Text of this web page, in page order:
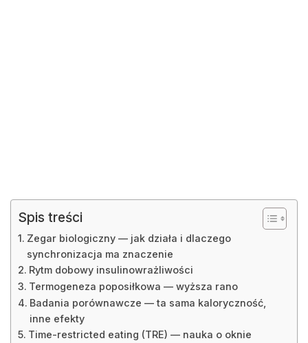
Spis treści
Zegar biologiczny — jak działa i dlaczego
synchronizacja ma znaczenie
Rytm dobowy insulinowrażliwości
Termogeneza poposiłkowa — wyższa rano
Badania porównawcze — ta sama kaloryczność,
inne efekty
Time-restricted eating (TRE) — nauka o oknie